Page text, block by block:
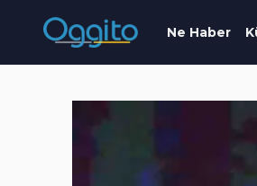
Ne Haber